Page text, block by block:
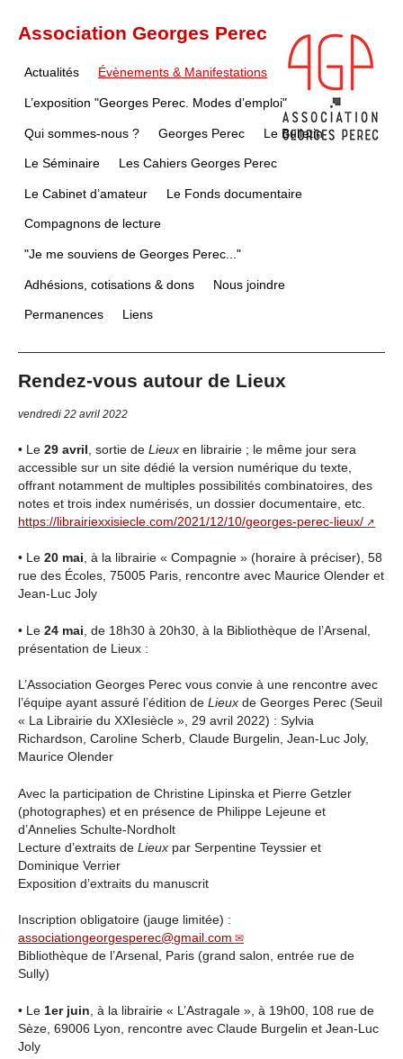
Association Georges Perec
Actualités Évènements & Manifestations
L’exposition "Georges Perec. Modes d’emploi"
Qui sommes-nous ? Georges Perec Le Bulletin
Le Séminaire Les Cahiers Georges Perec
Le Cabinet d’amateur Le Fonds documentaire
Compagnons de lecture
"Je me souviens de Georges Perec..."
Adhésions, cotisations & dons Nous joindre
Permanences Liens
Rendez-vous autour de Lieux
vendredi 22 avril 2022
• Le 29 avril , sortie de Lieux en librairie ; le même jour sera
accessible sur un site dédié la version numérique du texte,
offrant notamment de multiples possibilités combinatoires, des
notes et trois index numérisés, un dossier documentaire, etc.
https://librairiexxisiecle.com/2021/12/10/georges-perec-lieux/
• Le 20 mai, à la librairie « Compagnie » (horaire à préciser), 58
rue des Écoles, 75005 Paris, rencontre avec Maurice Olender et
Jean-Luc Joly
• Le 24 mai , de 18h30 à 20h30, à la Bibliothèque de l’Arsenal,
présentation de Lieux :
L’Association Georges Perec vous convie à une rencontre avec
l’équipe ayant assuré l’édition de Lieux de Georges Perec (Seuil
« La Librairie du XXIesiècle », 29 avril 2022) : Sylvia
Richardson, Caroline Scherb, Claude Burgelin, Jean-Luc Joly,
Maurice Olender
Avec la participation de Christine Lipinska et Pierre Getzler
(photographes) et en présence de Philippe Lejeune et
d’Annelies Schulte-Nordholt
Lecture d’extraits de Lieux par Serpentine Teyssier et
Dominique Verrier
Exposition d’extraits du manuscrit
Inscription obligatoire (jauge limitée) :
associationgeorgesperec@gmail.com
Bibliothèque de l’Arsenal, Paris (grand salon, entrée rue de
Sully)
• Le 1er juin , à la librairie « L’Astragale », à 19h00, 108 rue de
Sèze, 69006 Lyon, rencontre avec Claude Burgelin et Jean-Luc
Joly